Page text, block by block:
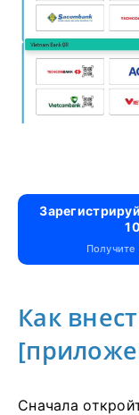
Как
Сначала